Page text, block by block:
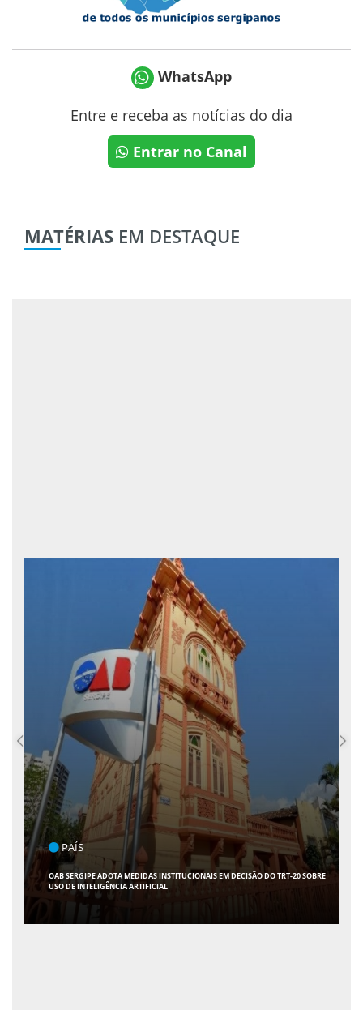
WhatsApp
Entre e receba as notícias do dia
Entrar no Canal
MATÉRIAS EM DESTAQUE
PAÍS
OAB SERGIPE ADOTA MEDIDAS INSTITUCIONAIS EM DECISÃO DO TRT-20 SOBRE
USO DE INTELIGÊNCIA ARTIFICIAL